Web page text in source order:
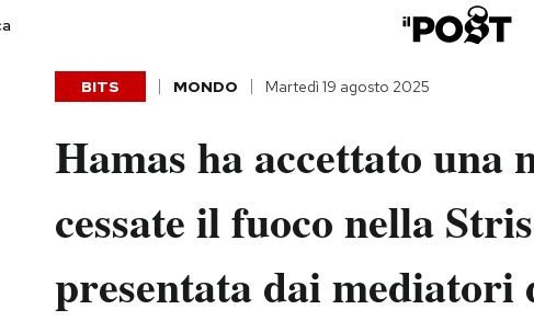
Ok Boomer!
BITS MONDO Martedì 19 agosto 2025
Hamas ha accettato una
cessate il fuoco nella
presentata dai